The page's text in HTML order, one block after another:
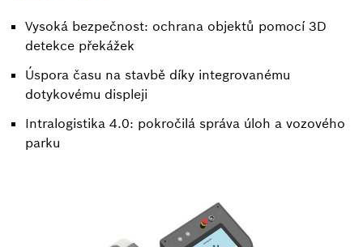
Vysoká bezpečnost: ochrana objektů pomocí 3D
detekce překážek
Úspora času na stavbě díky integrovanému
dotykovému displeji
Intralogistika 4.0: pokročilá správa úloh a vozového
parku